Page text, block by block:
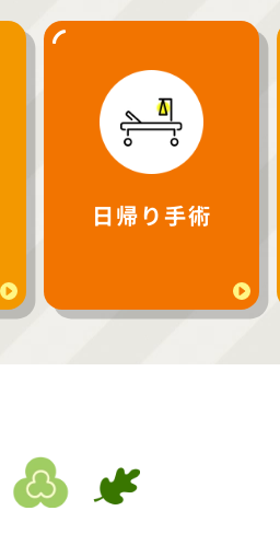
日帰り手術